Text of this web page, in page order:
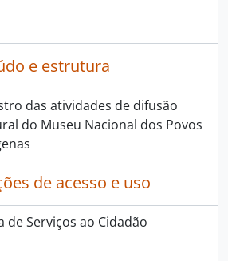
e estrutura
das atividades de difusão
do Museu Nacional dos Povos
de acesso e uso
de Serviços ao Cidadão